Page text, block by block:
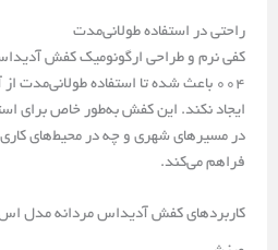
راحتی در استفاده طولانی‌مدت
کفی نرم و طراحی ارگونومیک کفش
004 باعث شده تا استفاده طولانی‌مدت
ایجاد نکند. این کفش به‌طور خاص برای
در مسیرهای شهری و چه در محیط‌های کاری،
فراهم می‌کند.
کاربردهای کفش آدیداس مردانه مدل اس